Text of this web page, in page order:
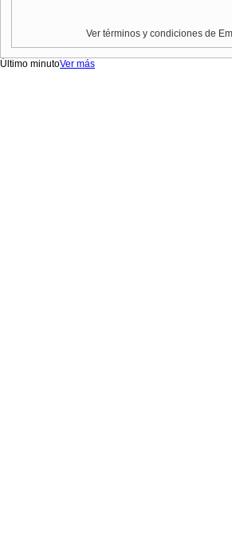
Ver términos y condiciones de
Último minutoVer más